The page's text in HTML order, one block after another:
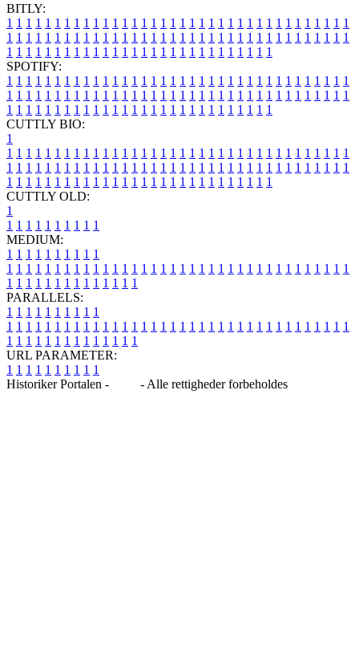
BITLY:
1 1 1 1 1 1 1 1 1 1 1 1 1 1 1 1 1 1 1 1 1 1 1 1 1 1 1 1 1 1 1 1 1 1 1 1
1 1 1 1 1 1 1 1 1 1 1 1 1 1 1 1 1 1 1 1 1 1 1 1 1 1 1 1 1 1 1 1 1 1 1 1
1 1 1 1 1 1 1 1 1 1 1 1 1 1 1 1 1 1 1 1 1 1 1 1 1 1 1 1
SPOTIFY:
1 1 1 1 1 1 1 1 1 1 1 1 1 1 1 1 1 1 1 1 1 1 1 1 1 1 1 1 1 1 1 1 1 1 1 1
1 1 1 1 1 1 1 1 1 1 1 1 1 1 1 1 1 1 1 1 1 1 1 1 1 1 1 1 1 1 1 1 1 1 1 1
1 1 1 1 1 1 1 1 1 1 1 1 1 1 1 1 1 1 1 1 1 1 1 1 1 1 1 1
CUTTLY BIO:
1
1 1 1 1 1 1 1 1 1 1 1 1 1 1 1 1 1 1 1 1 1 1 1 1 1 1 1 1 1 1 1 1 1 1 1 1
1 1 1 1 1 1 1 1 1 1 1 1 1 1 1 1 1 1 1 1 1 1 1 1 1 1 1 1 1 1 1 1 1 1 1 1
1 1 1 1 1 1 1 1 1 1 1 1 1 1 1 1 1 1 1 1 1 1 1 1 1 1 1 1
CUTTLY OLD:
1
1 1 1 1 1 1 1 1 1 1
MEDIUM:
1 1 1 1 1 1 1 1 1 1
1 1 1 1 1 1 1 1 1 1 1 1 1 1 1 1 1 1 1 1 1 1 1 1 1 1 1 1 1 1 1 1 1 1 1 1
1 1 1 1 1 1 1 1 1 1 1 1 1 1
PARALLELS:
1 1 1 1 1 1 1 1 1 1
1 1 1 1 1 1 1 1 1 1 1 1 1 1 1 1 1 1 1 1 1 1 1 1 1 1 1 1 1 1 1 1 1 1 1 1
1 1 1 1 1 1 1 1 1 1 1 1 1 1
URL PARAMETER:
1 1 1 1 1 1 1 1 1 1
Historiker Portalen -
- Alle rettigheder forbeholdes